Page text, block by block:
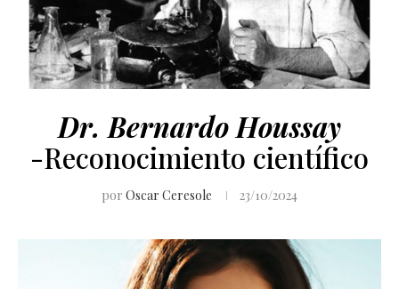
Dr. Bernardo Houssay
-Reconocimiento científico
por Oscar Ceresole 23/10/2024